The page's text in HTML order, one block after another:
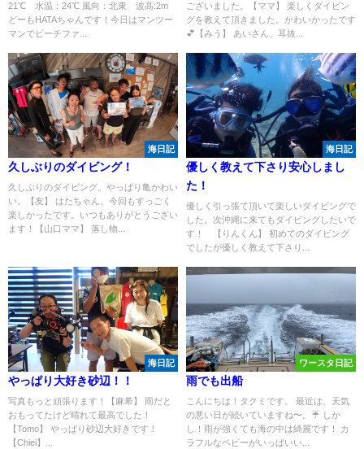
21℃ 水温：24℃ 風向：北東 波高:2m
どーもHATAちゃんです！今日はマンツー
マンでビーチファ...
ございました。【ママ】 楽しくダイビン
グを教えて頂きました。かわいかったです
💕【みう】 あいさん、耳抜...
海日記
久しぶりのダイビング！
久しぶりのダイビング。やっぱり亀かわい
い。【友】 はたちゃん、今回もすっごく
楽しかったです。いつもありがとうござい
ます！【山口ママ】 落し物...
海日記
優しく教えて下さり安心しまし
た！
優しく引っ張て頂いて楽しいダイビングで
した。次沖縄に来てもダイビングしたいで
す！ 【りんくん】 初めてのダイビング
でしたが優しく教えて下さり...
海日記
やっぱり大好き砂辺！！
写真もっと頑張ります！【麻希】 雨だと
おもってたけど晴れて最高でした！
【Tomo】 やっぱり砂辺大好きです！
【Chiei】...
ワースタ日記
雨でも出船
こんにちは！タクミです。 最近は、天気
の悪い日が続いていますね〜。☔️ しか
し！雨が強くても海の中は綺麗です！ カ
ラフルなベビーがいっぱいい...